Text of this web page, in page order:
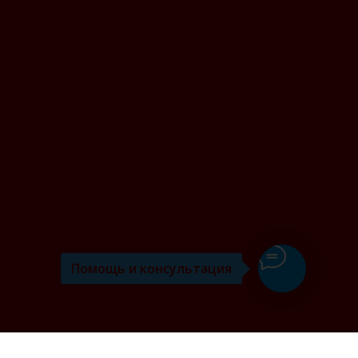
Помощь и консультация
вин" в Казани: